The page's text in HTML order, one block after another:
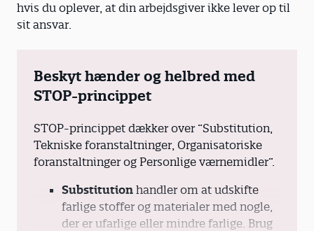
hvis du oplever, at din arbejdsgiver ikke lever op til
sit ansvar.
Beskyt hænder og helbred med
STOP-princippet
STOP-princippet dækker over ”Substitution,
Tekniske foranstaltninger, Organisatoriske
foranstaltninger og Personlige værnemidler”.
Substitution handler om at udskifte
farlige stoffer og materialer med nogle,
der er ufarlige eller mindre farlige. Brug